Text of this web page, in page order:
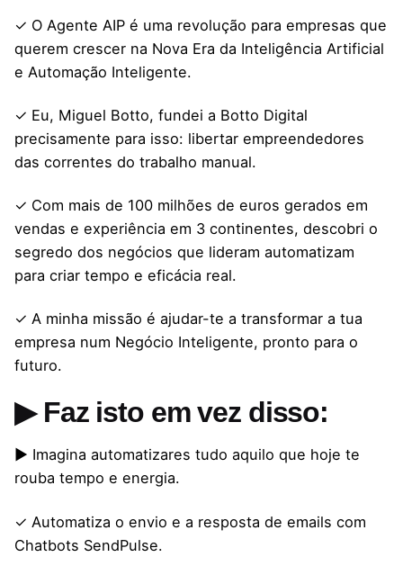
✓ O Agente AIP é uma revolução para empresas que
querem crescer na Nova Era da Inteligência Artificial
e Automação Inteligente.
✓ Eu, Miguel Botto, fundei a Botto Digital
precisamente para isso: libertar empreendedores
das correntes do trabalho manual.
✓ Com mais de 100 milhões de euros gerados em
vendas e experiência em 3 continentes, descobri o
segredo dos negócios que lideram automatizam
para criar tempo e eficácia real.
✓ A minha missão é ajudar-te a transformar a tua
empresa num Negócio Inteligente, pronto para o
futuro.
▶ Faz isto em vez disso:
▶ Imagina automatizares tudo aquilo que hoje te
rouba tempo e energia.
✓ Automatiza o envio e a resposta de emails com
Chatbots SendPulse.